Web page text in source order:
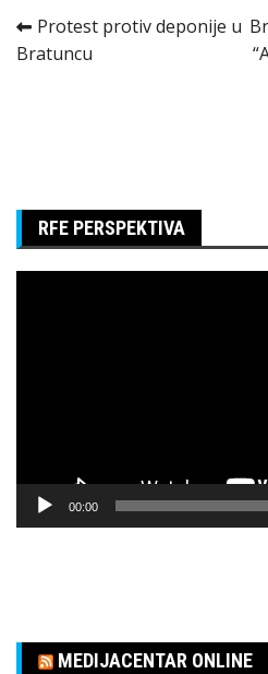
Kretanje
članka
Protest protiv deponije u
Bratuncu
RFE PERSPEKTIVA
00:00
MEDIJACENTAR ONLINE